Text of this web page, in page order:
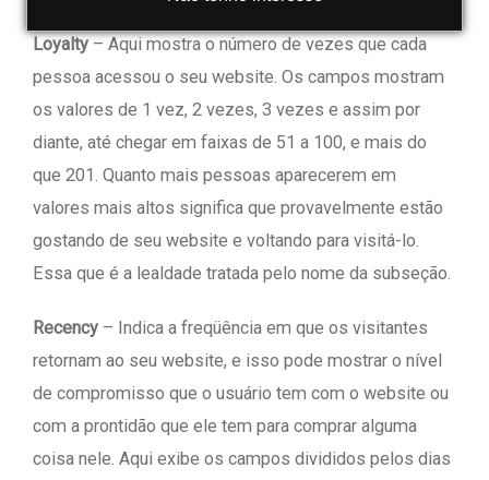
Loyalty– Aqui mostra o número de vezes que cada
pessoa acessou o seu website. Os campos mostram
os valores de 1 vez, 2 vezes, 3 vezes e assim por
diante, até chegar em faixas de 51 a 100, e mais do
que 201. Quanto mais pessoas aparecerem em
valores mais altos significa que provavelmente estão
gostando de seu website e voltando para visitá-lo.
Essa que é a lealdade tratada pelo nome da subseção.
Recency – Indica a freqüência em que os visitantes
retornam ao seu website, e isso pode mostrar o nível
de compromisso que o usuário tem com o website ou
com a prontidão que ele tem para comprar alguma
coisa nele. Aqui exibe os campos divididos pelos dias